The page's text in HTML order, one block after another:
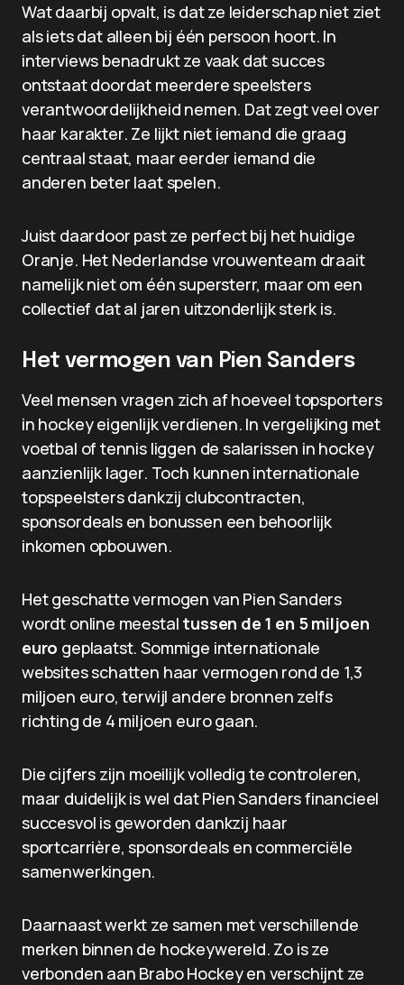
Wat daarbij opvalt, is dat ze leiderschap niet ziet
als iets dat alleen bij één persoon hoort. In
interviews benadrukt ze vaak dat succes
ontstaat doordat meerdere speelsters
verantwoordelijkheid nemen. Dat zegt veel over
haar karakter. Ze lijkt niet iemand die graag
centraal staat, maar eerder iemand die
anderen beter laat spelen.
Juist daardoor past ze perfect bij het huidige
Oranje. Het Nederlandse vrouwenteam draait
namelijk niet om één supersterr, maar om een
collectief dat al jaren uitzonderlijk sterk is.
Het vermogen van Pien Sanders
Veel mensen vragen zich af hoeveel topsporters
in hockey eigenlijk verdienen. In vergelijking met
voetbal of tennis liggen de salarissen in hockey
aanzienlijk lager. Toch kunnen internationale
topspeelsters dankzij clubcontracten,
sponsordeals en bonussen een behoorlijk
inkomen opbouwen.
Het geschatte vermogen van Pien Sanders
wordt online meestal tussen de 1 en 5 miljoen
euro geplaatst. Sommige internationale
websites schatten haar vermogen rond de 1,3
miljoen euro, terwijl andere bronnen zelfs
richting de 4 miljoen euro gaan.
Die cijfers zijn moeilijk volledig te controleren,
maar duidelijk is wel dat Pien Sanders financieel
succesvol is geworden dankzij haar
sportcarrière, sponsordeals en commerciële
samenwerkingen.
Daarnaast werkt ze samen met verschillende
merken binnen de hockeywereld. Zo is ze
verbonden aan Brabo Hockey en verschijnt ze